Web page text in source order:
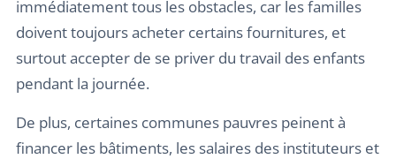
immédiatement tous les obstacles, car les familles
doivent toujours acheter certains fournitures, et
surtout accepter de se priver du travail des enfants
pendant la journée.
De plus, certaines communes pauvres peinent à
financer les bâtiments, les salaires des instituteurs et